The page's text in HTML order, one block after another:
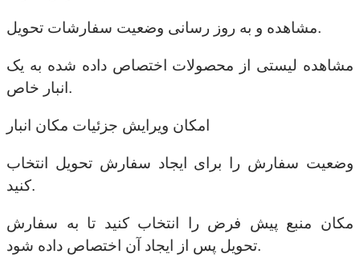
مشاهده و به روز رسانی وضعیت سفارشات تحویل.
مشاهده لیستی از محصولات اختصاص داده شده به یک
انبار خاص.
امکان ویرایش جزئیات مکان انبار
وضعیت سفارش را برای ایجاد سفارش تحویل انتخاب
کنید.
مکان منبع پیش فرض را انتخاب کنید تا به سفارش
تحویل پس از ایجاد آن اختصاص داده شود.